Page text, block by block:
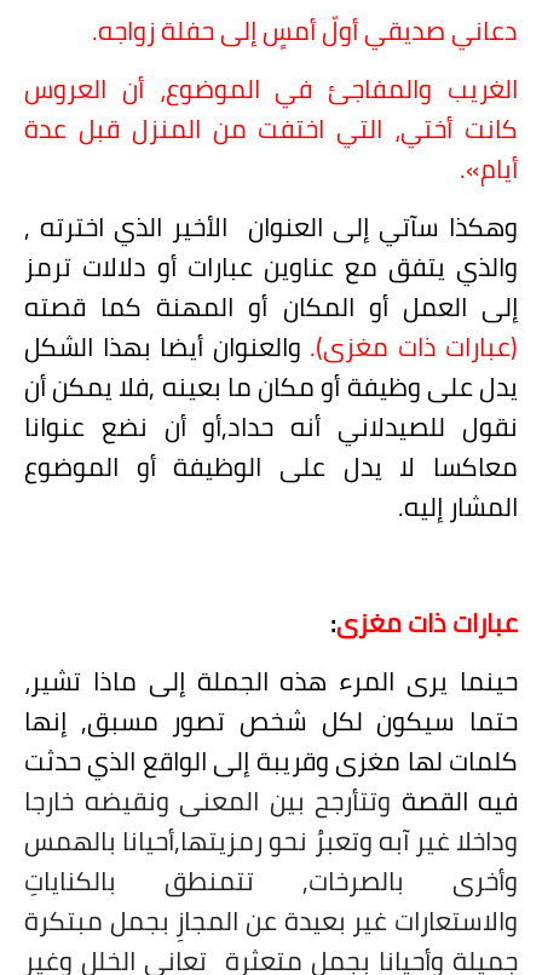
دعاني صديقي أولّ أمسٍ إلى حفلة زواجه.
الغريب والمفاجئ في الموضوع، أن العروس
كانت أختي، التي اختفت من المنزل قبل عدة
أيام».
وهكذا سآتي إلى العنوان الأخير الذي اخترته ,
والذي يتفق مع عناوين عبارات أو دلالات ترمز
إلى العمل أو المكان أو المهنة كما قصته
(عبارات ذات مغزى). والعنوان أيضا بهذا الشكل
يدل على وظيفة أو مكان ما بعينه ,فلا يمكن أن
نقول للصيدلاني أنه حداد,أو أن نضع عنوانا
معاكسا لا يدل على الوظيفة أو الموضوع
المشار إليه.
عبارات ذات مغزى:
حينما يرى المرء هذه الجملة إلى ماذا تشير،
حتما سيكون لكل شخص تصور مسبق, إنها
كلمات لها مغزىوقريبة إلى الواقع الذي حدثت
فيه القصة وتتأرجح بين المعنى ونقيضه خارجا
وداخلا غير آبه وتعبرُ نحو رمزيتها,أحيانا بالهمس
وأخرى بالصرخات, تتمنطق بالكناياتِ
والاستعارات غير بعيدة عن المجازِ بجمل مبتكرة
جميلة وأحيانا بجمل متعثرة تعاني الخلل وغير